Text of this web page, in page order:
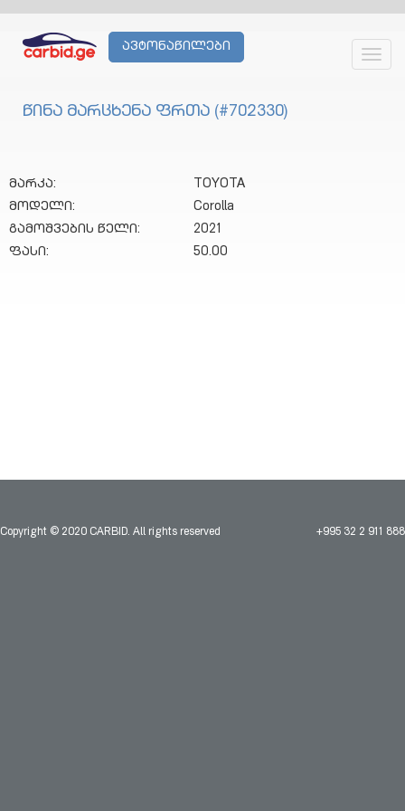
ავტონაწილები
წინა მარცხენა ფრთა (#702330)
მარკა:
TOYOTA
მოდელი:
Corolla
გამოშვების წელი:
2021
ფასი:
50.00
Copyright © 2020 CARBID. All rights reserved +995 32 2 911 888